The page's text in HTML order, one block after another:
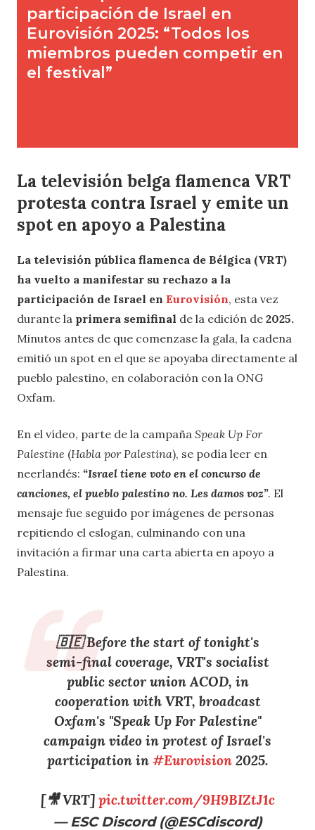
La televisión belga flamenca VRT
protesta contra Israel y emite un
spot en apoyo a Palestina
La televisión pública flamenca de Bélgica (VRT)
ha vuelto a manifestar su rechazo a la
participación de Israel en Eurovisión, esta vez
durante la primera semifinal de la edición de 2025.
Minutos antes de que comenzase la gala, la cadena
emitió un spot en el que se apoyaba directamente al
pueblo palestino, en colaboración con la ONG
Oxfam.
En el vídeo, parte de la campaña Speak Up For
Palestine (Habla por Palestina), se podía leer en
neerlandés: “Israel tiene voto en el concurso de
canciones, el pueblo palestino no. Les damos voz”. El
mensaje fue seguido por imágenes de personas
repitiendo el eslogan, culminando con una
invitación a firmar una carta abierta en apoyo a
Palestina.
🇧🇪 Before the start of tonight's
semi-final coverage, VRT's socialist
public sector union ACOD, in
cooperation with VRT, broadcast
Oxfam's "Speak Up For Palestine"
campaign video in protest of Israel's
participation in #Eurovision 2025.
[🎥 VRT] pic.twitter.com/9H9BIZtJ1c
— ESC Discord (@ESCdiscord)